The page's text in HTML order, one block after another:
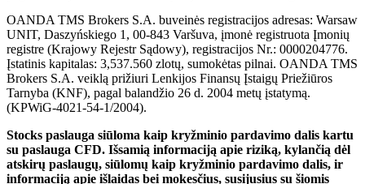
OANDA TMS Brokers S.A. buveinės registracijos adresas: Warsaw
UNIT, Daszyńskiego 1, 00-843 Varšuva, įmonė registruota Įmonių
registre (Krajowy Rejestr Sądowy), registracijos Nr.: 0000204776.
Įstatinis kapitalas: 3,537.560 zlotų, sumokėtas pilnai. OANDA TMS
Brokers S.A. veiklą prižiuri Lenkijos Finansų Įstaigų Priežiūros
Tarnyba (KNF), pagal balandžio 26 d. 2004 metų įstatymą.
(KPWiG-4021-54-1/2004).
Stocks paslauga siūloma kaip kryžminio pardavimo dalis kartu
su paslauga CFD. Išsamią informaciją apie riziką, kylančią dėl
atskirų paslaugų, siūlomų kaip kryžminio pardavimo dalis, ir
informaciją apie išlaidas bei mokesčius, susijusius su šiomis